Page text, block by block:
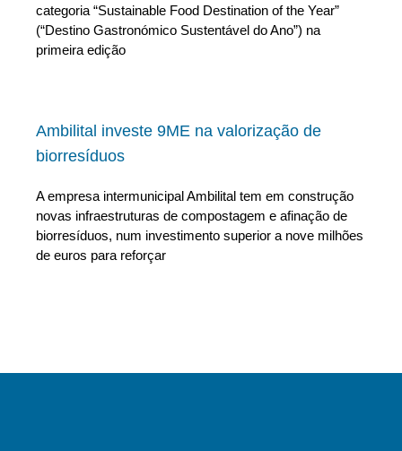
categoria “Sustainable Food Destination of the Year”
(“Destino Gastronómico Sustentável do Ano”) na
primeira edição
Ambilital investe 9ME na valorização de
biorresíduos
A empresa intermunicipal Ambilital tem em construção
novas infraestruturas de compostagem e afinação de
biorresíduos, num investimento superior a nove milhões
de euros para reforçar